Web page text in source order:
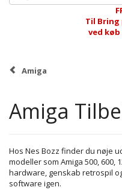
Til Bring
ved køb
Amiga
Amiga
Hos Nes Bozz finder du nøje
modeller som Amiga 500, 600,
hardware, genskab retrospil
software igen.